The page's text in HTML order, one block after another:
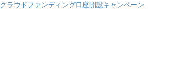
クラウドファンディング口座開設キャンペーン